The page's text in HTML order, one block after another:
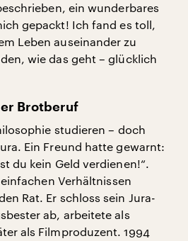
ein wunderbares
gepackt! Ich fand es toll,
Leben auseinander zu
wie das geht – glücklich
Brotberuf
studieren – doch
Ein Freund hatte gewarnt:
du kein Geld verdienen!“.
Verhältnissen
Rat. Er schloss sein Jura-
ab, arbeitete als
als Filmproduzent. 1994